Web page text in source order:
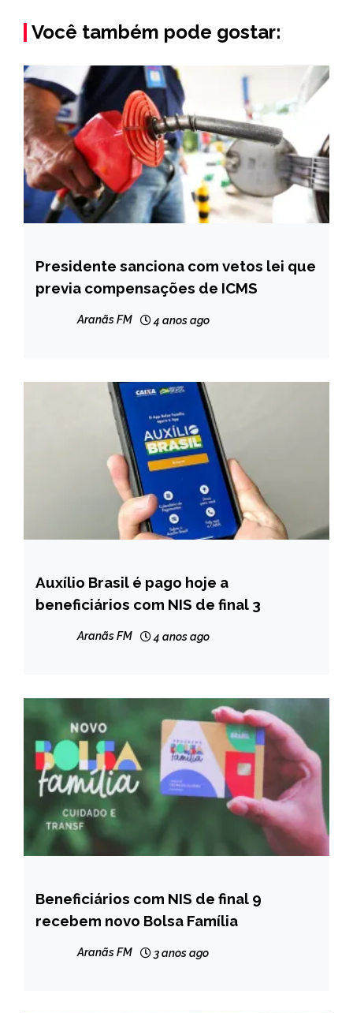
Você também pode gostar:
BRASIL
NOTÍCIAS
Presidente sanciona com vetos lei que
previa compensações de ICMS
Aranãs FM 4 anos ago
BRASIL
NOTÍCIAS
Auxílio Brasil é pago hoje a
beneficiários com NIS de final 3
Aranãs FM 4 anos ago
BRASIL
NOTÍCIAS
Beneficiários com NIS de final 9
recebem novo Bolsa Família
Aranãs FM 3 anos ago